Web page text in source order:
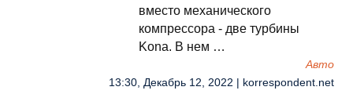
вместо механического
компрессора - две турбины
Kona. В нем …
Авто
13:30, Декабрь 12, 2022 | korrespondent.net